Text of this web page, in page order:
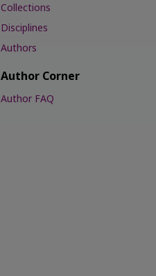
Collections
Disciplines
Authors
Author Corner
Author FAQ